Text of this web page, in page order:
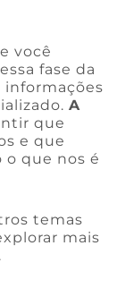
você
fase da
informações
A
que
e que
o que nos é
temas
mais
.